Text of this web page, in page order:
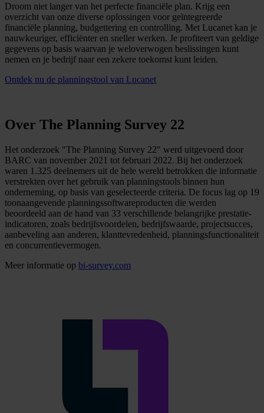
Droom niet langer van het perfecte financiële plan. Krijg een
overzicht van onze diverse oplossingen voor geïntegreerde
financiële planning, budgettering en controlling. Met Lucanet kan je
nauwkeuriger, efficiënter en sneller werken. Je profiteert van geldige
gegevens op basis waarvan je weloverwogen beslissingen kunt
nemen en je bedrijf naar een zekere toekomst kunt leiden.
Ontdek nu de planningstool van Lucanet
Over The Planning Survey 22
Het onderzoek "The Planning Survey 22" werd uitgevoerd door
BARC van november 2021 tot februari 2022. Bij het onderzoek
waren 1.325 deelnemers uit de hele wereld betrokken die informatie
verstrekten over het gebruik van planningstools binnen hun
onderneming, op basis van geselecteerde criteria. De focus lag op 19
toonaangevende planningssoftwareproducten die werden
beoordeeld aan de hand van 33 verschillende belangrijke prestatie-
indicatoren, zoals bedrijfsvoordelen, bedrijfswaarde, projectsucces,
aanbeveling aan anderen, klanttevredenheid, planningsfunctionaliteit
en concurrentievermogen.
Meer informatie op bi-survey.com